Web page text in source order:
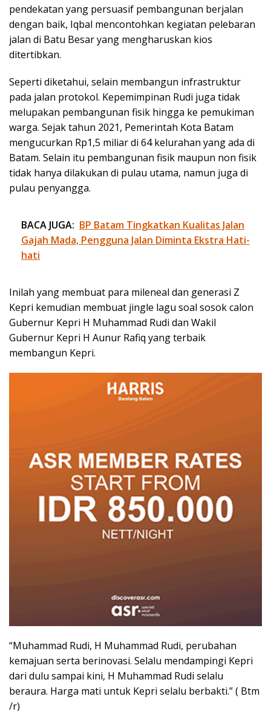
pendekatan yang persuasif pembangunan berjalan
dengan baik, Iqbal mencontohkan kegiatan pelebaran
jalan di Batu Besar yang mengharuskan kios
ditertibkan.
Seperti diketahui, selain membangun infrastruktur
pada jalan protokol. Kepemimpinan Rudi juga tidak
melupakan pembangunan fisik hingga ke pemukiman
warga. Sejak tahun 2021, Pemerintah Kota Batam
mengucurkan Rp1,5 miliar di 64 kelurahan yang ada di
Batam. Selain itu pembangunan fisik maupun non fisik
tidak hanya dilakukan di pulau utama, namun juga di
pulau penyangga.
BACA JUGA: BP Batam Tingkatkan Kualitas Jalan
Gajah Mada, Pengguna Jalan Diminta Ekstra Hati-
hati
Inilah yang membuat para mileneal dan generasi Z
Kepri kemudian membuat jingle lagu soal sosok calon
Gubernur Kepri H Muhammad Rudi dan Wakil
Gubernur Kepri H Aunur Rafiq yang terbaik
membangun Kepri.
“Muhammad Rudi, H Muhammad Rudi, perubahan
kemajuan serta berinovasi. Selalu mendampingi Kepri
dari dulu sampai kini, H Muhammad Rudi selalu
beraura. Harga mati untuk Kepri selalu berbakti.” ( Btm
/r)